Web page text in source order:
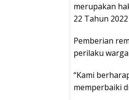
merupakan
22 Tahun
Pemberian
perilaku
“Kami
memperbaiki